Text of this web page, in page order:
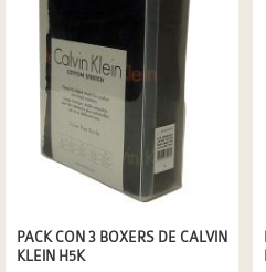
PACK CON 3 BOXERS DE CALVIN
KLEIN H5K